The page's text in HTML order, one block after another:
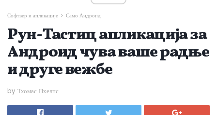
Софтвер и апликације Само Андроид
Рун-Тастиц апликација за
Андроид чува ваше радње
и друге вежбе
by Тхомас Пхелпс